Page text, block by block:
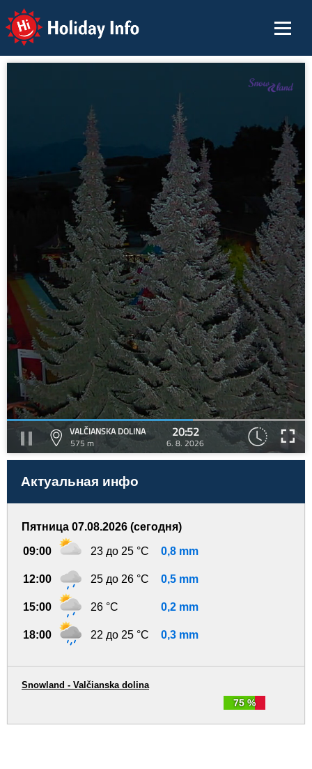
Holiday Info
VALČIANSKA DOLINA
575 m
20:52
6. 8. 2026
Актуальная инфо
Пятница 07.08.2026 (сегодня)
09:00 23 до 25 °C 0,8 mm
12:00 25 до 26 °C 0,5 mm
15:00 26 °C 0,2 mm
18:00 22 до 25 °C 0,3 mm
75 %
Snowland - Valčianska dolina